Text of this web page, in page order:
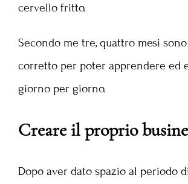
cervello fritto.
Secondo me tre, quattro mesi
corretto per poter apprendere ed
giorno per giorno.
Creare il proprio
Dopo aver dato spazio al periodo